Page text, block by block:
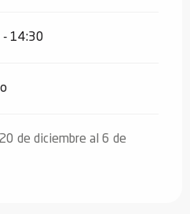
14:30
de diciembre al 6 de